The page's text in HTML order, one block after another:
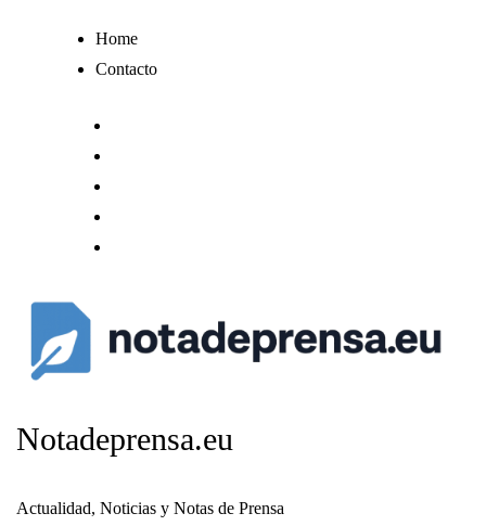
Home
Contacto
Notadeprensa.eu
Actualidad, Noticias y Notas de Prensa